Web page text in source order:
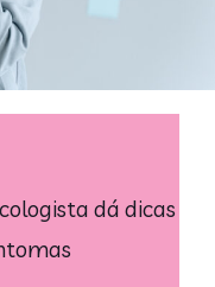
dá dicas